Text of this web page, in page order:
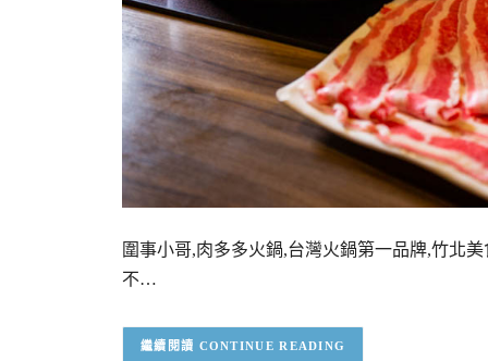
圍事小哥,肉多多火鍋,台灣火鍋第一品牌,竹北
不…
CONTINUE READING